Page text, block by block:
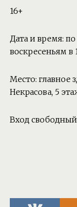
16+
Дата и время: по
воскресеньям в
Место: главное
Некрасова, 5
Вход